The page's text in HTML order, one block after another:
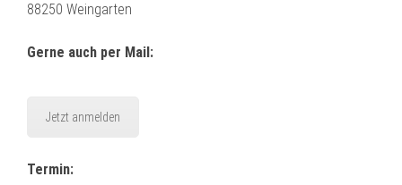
88250 Weingarten
Gerne auch per Mail:
Jetzt anmelden
Termin: